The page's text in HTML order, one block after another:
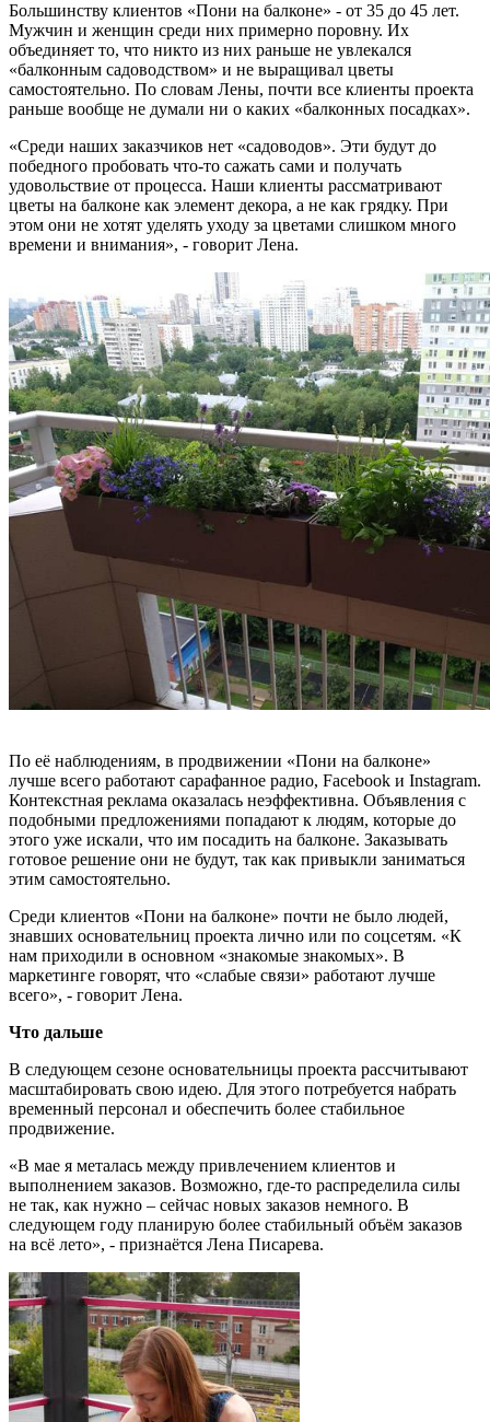
Большинству клиентов «Пони на балконе» - от 35 до 45 лет.
Мужчин и женщин среди них примерно поровну. Их
объединяет то, что никто из них раньше не увлекался
«балконным садоводством» и не выращивал цветы
самостоятельно. По словам Лены, почти все клиенты проекта
раньше вообще не думали ни о каких «балконных посадках».
«Среди наших заказчиков нет «садоводов». Эти будут до
победного пробовать что-то сажать сами и получать
удовольствие от процесса. Наши клиенты рассматривают
цветы на балконе как элемент декора, а не как грядку. При
этом они не хотят уделять уходу за цветами слишком много
времени и внимания», - говорит Лена.
По её наблюдениям, в продвижении «Пони на балконе»
лучше всего работают сарафанное радио, Facebook и Instagram.
Контекстная реклама оказалась неэффективна. Объявления с
подобными предложениями попадают к людям, которые до
этого уже искали, что им посадить на балконе. Заказывать
готовое решение они не будут, так как привыкли заниматься
этим самостоятельно.
Среди клиентов «Пони на балконе» почти не было людей,
знавших основательниц проекта лично или по соцсетям. «К
нам приходили в основном «знакомые знакомых». В
маркетинге говорят, что «слабые связи» работают лучше
всего», - говорит Лена.
Что дальше
В следующем сезоне основательницы проекта рассчитывают
масштабировать свою идею. Для этого потребуется набрать
временный персонал и обеспечить более стабильное
продвижение.
«В мае я металась между привлечением клиентов и
выполнением заказов. Возможно, где-то распределила силы
не так, как нужно – сейчас новых заказов немного. В
следующем году планирую более стабильный объём заказов
на всё лето», - признаётся Лена Писарева.